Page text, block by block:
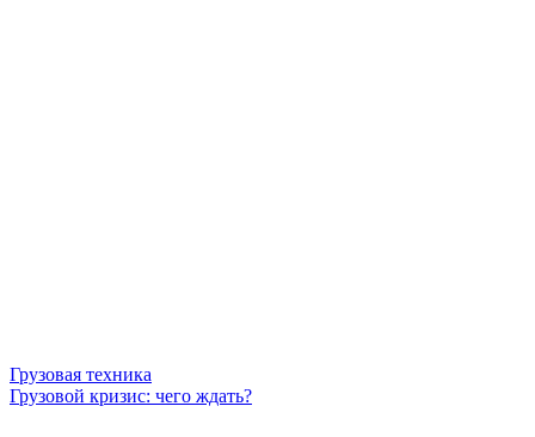
Грузовая техника
Грузовой кризис: чего ждать?